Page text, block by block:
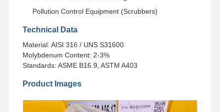
Pollution Control Equipment (Scrubbers)
Technical Data
Material: AISI 316 / UNS S31600
Molybdenum Content: 2-3%
Standards: ASME B16.9, ASTM A403
Product Images